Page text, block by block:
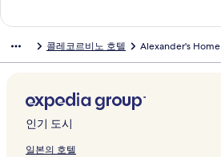
페
이
여
는
링
크
i
지
를
여
는
페
이
여
는
링
크
여
는
p
이
지
를
여
t
i
a
n
c
지
를
링
크
는
링
i
t
e
S
p
n
l
o
페
이
페
를
여
는
링
N
e
페
이
지
o
지
를
여
는
a
o
R
e
s
a
t
h
'
s
r
m
o
I
l
s
a
l
e
페
콜레코르비노 호텔 Alexander's Home
인기 도시
일본의 호텔